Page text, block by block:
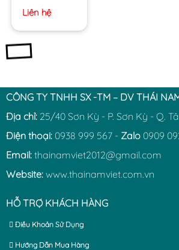
Liên hệ
CÔNG TY TNHH SX -TM – DV THÁI
Địa chỉ: 25/40 Sơn Kỳ - P. Sơn Kỳ - Q.
Điện thoại: 0938 999 567 - Zalo 0909
Email: thainamviet2012@gmail.com
Website: www.thainamviet.com.vn
HỖ TRỢ KHÁCH HÀNG
Điều Khoản Sử Dụng
Hướng Dẫn Mua Hàng